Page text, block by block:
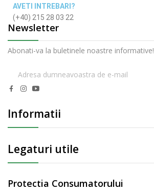
AVETI INTREBARI?
(+40) 215 28 03 22
Newsletter
Abonati-va la buletinele noastre informative!
Informatii
Legaturi utile
Protectia Consumatorului